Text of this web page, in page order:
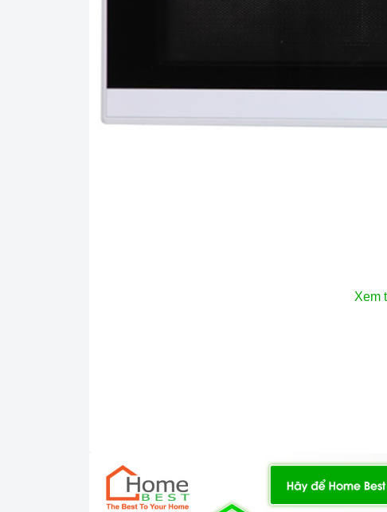
thép không rỉ sáng bóng giúp tăng cường
có thể dễ dàng vệ sinh lau chùi sau mỗi lần sử
kiệm được thời gian và công sức nấu nướng.
Xem